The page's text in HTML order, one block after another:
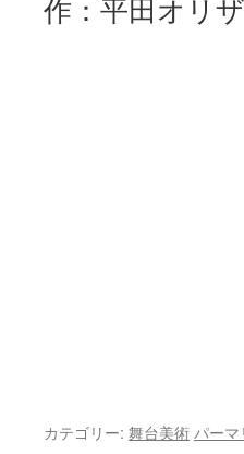
作：平田オリ
カテゴリー: 舞台美術 パーマ